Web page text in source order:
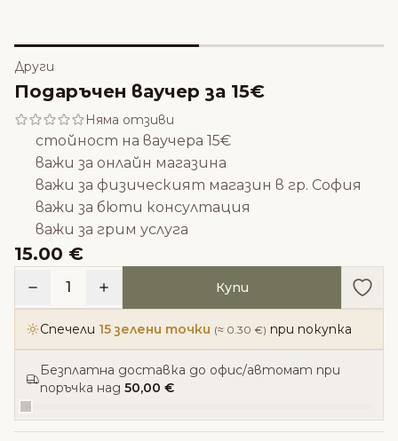
Други
Подаръчен ваучер за 15€
Няма отзиви
стойност на ваучера 15€
важи за онлайн магазина
важи за физическият магазин в гр. София
важи за бюти консултация
важи за грим услуга
15.00 €
1 Купи
Спечели 15 зелени точки (≈ 0.30 €) при покупка
Безплатна доставка до офис/автомат при
поръчка над 50,00 €